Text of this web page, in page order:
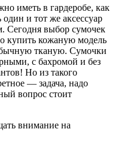
иметь в гардеробе, как
и тот же аксессуар
Сегодня выбор сумочек
купить кожаную модель
тканую. Сумочки
с бахромой и без
Но из такого
— задача, надо
вопрос стоит
внимание на